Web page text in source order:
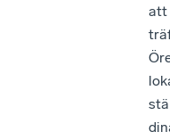
att